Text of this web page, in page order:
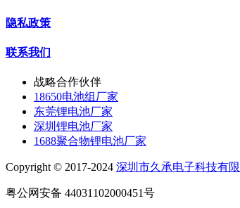
隐私政策
联系我们
战略合作伙伴
18650电池组厂家
东莞锂电池厂家
深圳锂电池厂家
1688聚合物锂电池厂家
Copyright © 2017-2024 深圳市久承电子科技有限
粤公网安备 44031102000451号